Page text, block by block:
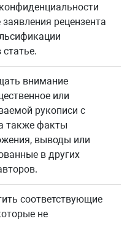
рецензента
внимание
или
рукописи с
также факты
выводы или
в других
соответствующие
не